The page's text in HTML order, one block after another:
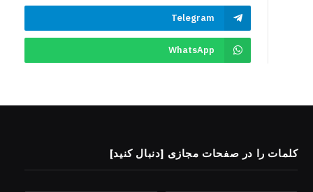
Telegram
WhatsApp
کلمات را در صفحات مجازی [دنبال کنید]